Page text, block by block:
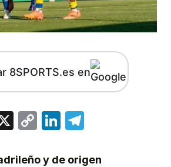
8SPORTS.es en
X
CopyLinkedIn
y de origen